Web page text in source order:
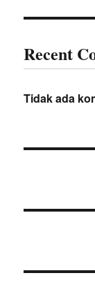
Recent
Tidak ada